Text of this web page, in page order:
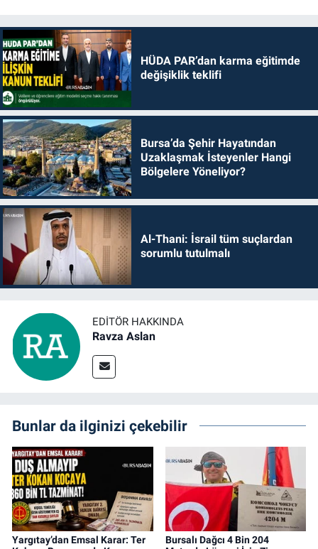
HÜDA PAR’dan karma eğitimde
değişiklik teklifi
Bursa’da Şehir Hayatından
Uzaklaşmak İsteyenler Hangi
Bölgelere Yöneliyor?
Al-Thani: İsrail tüm suçlardan
sorumlu tutulmalı
EDITÖR HAKKINDA
Ravza Aslan
Bunlar da ilginizi çekebilir
Yargıtay’dan Emsal Karar: Ter
Bursalı Dağcı 4 Bin 204